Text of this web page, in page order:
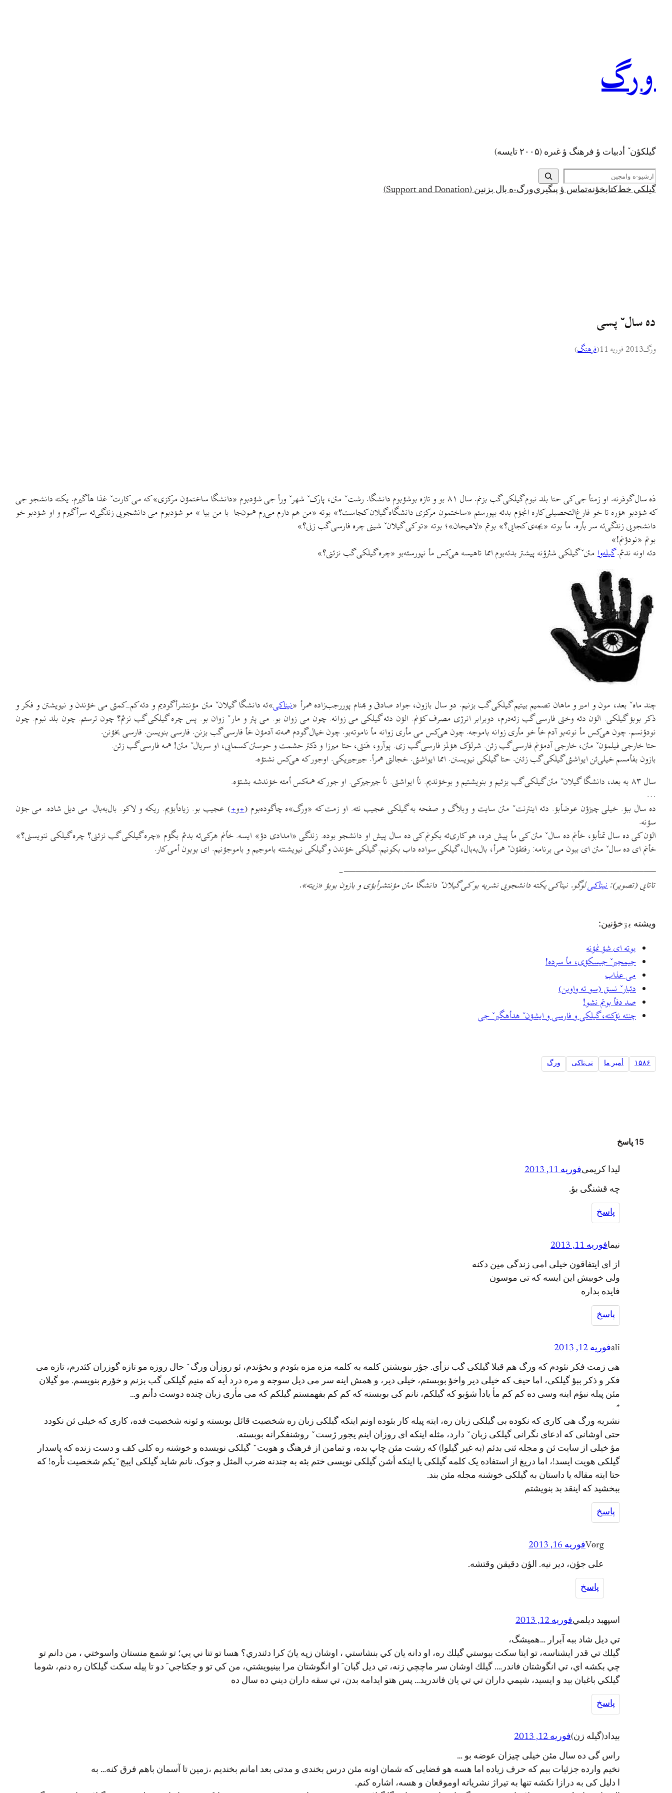
ورگ
گيلکؤن ٚ أدبیات ؤ فرهنگ ؤ غىره (۲۰۰۵ تايسه)
ج
س
تگيلکي خط کتابخؤنهتماس ؤ پىگيريورگ-ه بال بزنين (Support and Donation)
ده سالˇ پسی
ورگ2013 فوریه 11 (فرهنگ)
دَه سال گوذرنه. او زمتأ جی کی حتا بلد نبوم گیلکی گب بزنم. سال ۸۱ بو و تازه بوشؤبوم دانشگا. رشتˇ مئن، پارکˇ شهرˇ ورأ جی شؤدبوم «دانشگا ساختمؤن مرکزی» که می کارتˇ غذا هأگیرم. یکته دانشجو جی
که شؤدبو هؤره تا خو فارغ‌التحصیلی کاره انجؤم بدئه بپورسئم «ساختمون مرکزی دانشگاه گیلان کجاست؟» بوته «من هم دارم می‌رم همون‌جا. با من بیا.» مو شؤدبوم می دانشجویی زندگی‌ئه سرأگیرم و او شؤدبو خو
دانشجویی زندگی‌ئه سر بأره. مأ بوته «بچه‌ی کجایی؟» بوتم «لاهیجان»؛ بوته «تو کی گیلانˇ شینی چره فارسی گب زنی؟»
بوتم «نودؤنم!»
دئه اونه ندئم.گیله‌وا مئنˇ گیلکی شئرؤنه پیشتر بدئه‌بوم امما تاهیسه هی‌کس مأ نپورسئه‌بو «چره گیلکی گب نزئنی؟»
چند ماهˇ بعد، مون و امیر و ماهان تصمیم بیتیم گیلکی گب بزنیم. دو سال بازون، جواد صادقی و بهنام پوررجب‌زاده همرأ «نیناکی»ئه دانشگا گیلانˇ مئن مؤنتشرأگودیم و دئه کم-کمئی می خؤندن و نیویشتن و فکر و
ذکر بوبؤ گیلکی. الؤن دئه وختی فارسی گب زئه‌درم، دوبرابر انرژی مصرف کؤنم. الؤن دئه گیلکی می زوانه. چون می زوان بو. می پئر و مارˇ زوان بو. پس چره گیلکی گب نزئم؟ چون ترسئم. چون بلد نبوم. چون
نودؤنسم. چون هی‌کس مأ نوته‌بو آدم خأ خو مأری زوانه باموجه. چون هی‌کس می مأری زوانه مأ ناموته‌بو. چون خیال گودم همه‌ته آدمؤن خأ فارسی گب بزنن. فارسی بنویسن. فارسی بخؤنن.
حتا خارجی فیلمؤنˇ مئن، خارجی آدمؤنم فارسی گب زئن. شرلؤک هؤلمز فارسی گب زی. پوآرو، هَنئی، حتا میرزا و دکتر حشمت و حوسئن کسمایی، او سریالˇ مئن! همه فارسی گب زئن.
بازون بفأمسم خیلی‌ئن ایواشئی گیلکی گب زئنن. حتا گیلکی نيویسنن. امما ایواشئی. خجالتی همرأ. جیرجیریکی. اوجور که هی‌کس نشتؤه.
سال ۸۳ به بعد، دانشگا گیلانˇ مئن گیلکی گب بزئیم و بنویشتیم و بوخؤندیم. نأ ایواشئی. نأ جیرجیرکی. او جور که همه‌کس أمئه خؤندشه بشتؤه.
…
ده سال ببؤ. خیلی چیزؤن عوضأبؤ. دئه اینترنتˇ مئن سایت و وبلاگ و صفحه به گیلکی عجیب نئه. او زمت که «ورگ»ه چاگوده‌بوم (+و+) عجیب بو. زیادأبؤیم. ریکه و لاکو. بال‌به‌بال. می دیل شاده. می جؤن
سؤنه.
الؤن کی ده سال تمنأبؤ، خأنم ده سالˇ مئن کی مأ پیش دره، هو کاری‌ئه بکونم کی ده سال پیش او دانشجو بوده. زندگی «امدادی دؤ» ایسه. خأنم هرکی‌ئه بدئم بگؤم «چره گیلکی گب نزئنی؟ چره گیلکی ننویسنی؟»
خأنم ای ده سالˇ مئن ای ببون می برنامه: رفئقؤنˇ همرأ، بال‌به‌بال، گیلکی سواده داب بکونیم. گیلکی خؤندن و گیلکی نیویشتنه باموجیم و باموجؤنیم. ای بوبون أمی کار.
——————————————————————————-
تاتایی (تصویر):نیناکیلوگو. نیناکی یکته دانشجویی نشریه بو کی گیلانˇ دانشگا مئن مؤنتشرأبؤی و بازون بوبؤ «زیته».
ويشته بۊخؤنين:
بوته ای شؤ نمؤنه
جيمجيرˇ جيسکؤی، مأ سرده!
می عذاب
دئبارˇ نسق (سو ته واوین)
صد دفأ بوتم نشو!
چنته نؤکته، گیلکی و فارسی و ایشؤنˇ هدأهگیرˇ جی
۱۵۸۶ أمير ما نی‌ناکی ورگ
15 پاسخ
لیدا کریمیفوریه 11, 2013
چه قشنگی بؤ.
پاسخ
نیمافوریه 11, 2013
از ای ایتفاقون خیلی امی زندگی مین دکنه
ولی خوبیش این ایسه که تی موسون
فایده بداره
پاسخ
aliفوریه 12, 2013
هی زمت فکر نئودم که ورگ هم قبلا گیلکی گب نزأی. جؤر بنویشتن کلمه به کلمه مزه مزه بئودم و بخؤندم، ئو روزأن ورگˇ حال روزه مو تازه گوزران کئدرم، تازه می
فکر و ذکر ببؤ گیلکی، اما حیف که خیلی دیر واخؤ بوبستم، خیلی دیر، و همش اینه سر می دیل سوجه و مره درد أیه که منیم گیلکی گب بزنم و خؤرم بنویسم. مو گیلان
مئن پیله نبؤم اینه وسی ده کم کم مأ یادأ شؤبو که گیلکم، نانم کی بوبسته که کم کم بفهمستم گیلکم که می مأری زبان چنده دوست دأنم و…
*
نشریه ورگ هی کاری که نکوده بی گیلکی زبان ره، ایته پیله کار بئوده اونم اینکه گیلکی زبان ره شخصیت قائل بوبسته و ئونه شخصیت فده، کاری که خیلی ئن نکودد
حتی اوشانی که ادعای نگرانی گیلکی زبانˇ دارد، مثله اینکه ای روزان اینم یجور ژستˇ روشنفکرانه بوبسته.
مؤ خیلی از سایت ئن و مجله ئنی بدئم (به غیر گیلوا) که رشت مئن چاپ بده، و تمامن از فرهنگ و هویتˇ گیلکی نویسده و خوشنه ره کلی کف و دست زنده که پاسدار
گیلکی هویت ایسد!، اما دریغ از استفاده یک کلمه گیلکی یا اینکه أشن گیلکی نویسی ختم بئه به چندنه ضرب المثل و جوک. نانم شاید گیلکی ایپچˇیکم شخصیت نأره! که
حتا ایته مقاله یا داستان به گیلکی خوشنه مجله مئن بند.
ببخشید که اینقد بد بنویشتم
پاسخ
Vөrgفوریه 16, 2013
علی جؤن، دیر نیه. الؤن دقیقن وقتشه.
پاسخ
اسپهبد ديلميفوریه 12, 2013
تي ديل شاد ببه آبرار …هميشگ،
گيلك تي قدر ايشناسه، تو ايتا سكت ببوستي گيلك ره، او دانه يان كي بنشاستي ، اوشان زپه يانَ كرا دئندري؟ هسا تو تنا ني يي؛ تو شمع منستان واسوختي ، من دانم تو
چي بكشه اي، تي انگوشتان فاندر…. گيلك اوشان سر ماچچي زنه، تي ديل گبان َ او انگوشتان مرا بينيويشتي، من كي تو و جكتاجي َ دو تا پيله سكت گيلكان ره دنم، شوما
گيلكي باغبان بيد و ايسيد، شيمي داران تي تي يان فاندريد… پس هتو ايدامه بدن، تي سقه داران ديني ده سال ده
پاسخ
بیداد(گیله زن)فوریه 12, 2013
راس گی ده سال مئن خیلی چیزان عوضه بو …
نخیم وارده جزئیات ببم که حرف زیاده اما هسه هو فضایی که شمان اونه مئن درس بخندی و مدتی بعد امانم بخندیم ،زمین تا آسمان باهم فرق کنه… به
ا دلیل کی به درازا نکشه تنها به تیراژ نشریاته اوموقعان و هسه، اشاره کنم.